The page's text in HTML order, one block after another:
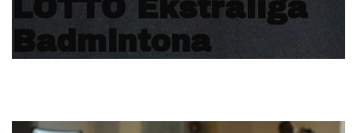
LOTTO Ekstraliga
Badmintona